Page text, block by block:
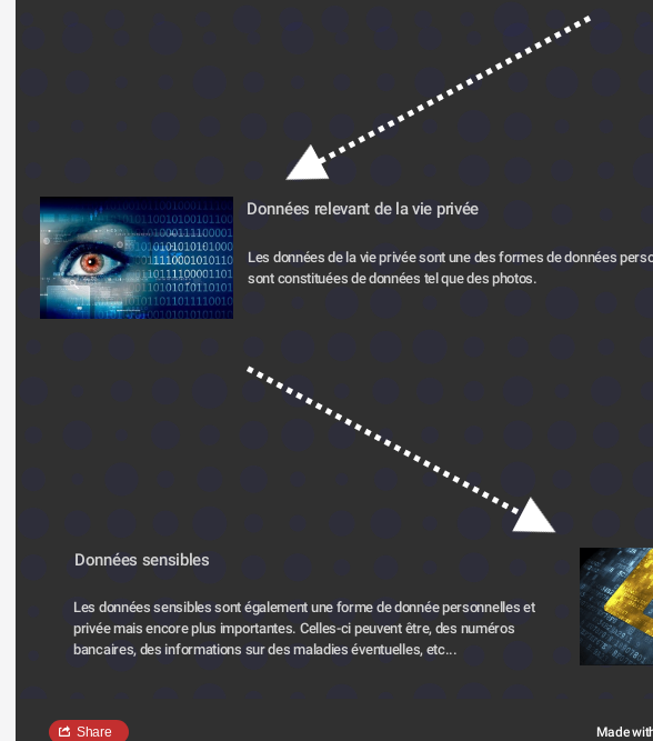
Données relevant de la vie privée
Les données de la vie privée sont une des formes de données
sont constituées de données tel que des photos.
Données sensibles
Les données sensibles sont également une forme de donnée personnelles et
privée mais encore plus importantes. Celles-ci peuvent être, des numéros
bancaires, des informations sur des maladies éventuelles, etc...
Share Made